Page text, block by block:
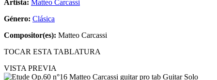
Artista: Matteo Carcassi
Género: Clásica
Compositor(es): Matteo Carcassi
TOCAR ESTA TABLATURA
VISTA PREVIA